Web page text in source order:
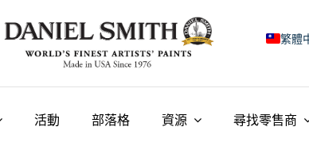
繁體
日本
活動 部落格 資源 尋找零售商